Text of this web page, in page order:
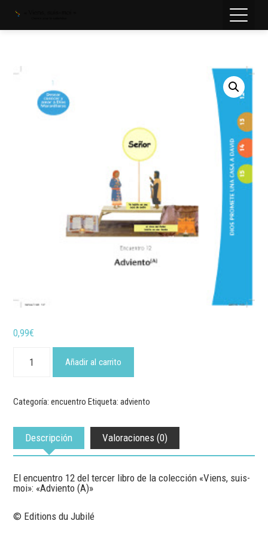
0,99€
tienes
eterna"
cantidad
Añadir al carrito
Categoría:encuentro Etiqueta:adviento
Descripción Valoraciones (0)
El encuentro 12 del tercer libro de la colección «Viens, suis-
moi»: «Adviento (A)»
© Editions du Jubilé